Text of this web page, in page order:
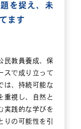
を捉え、 未
ます
民教員養成、保
スで成り立って
は、持続可能な
重視し、自然と
実践的な学びを
の可能性を引